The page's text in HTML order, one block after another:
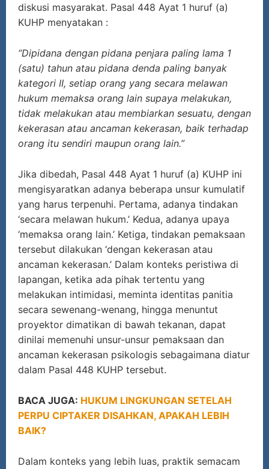
diskusi masyarakat. Pasal 448 Ayat 1 huruf (a)
KUHP menyatakan :
“Dipidana dengan pidana penjara paling lama 1
(satu) tahun atau pidana denda paling banyak
kategori II, setiap orang yang secara melawan
hukum memaksa orang lain supaya melakukan,
tidak melakukan atau membiarkan sesuatu, dengan
kekerasan atau ancaman kekerasan, baik terhadap
orang itu sendiri maupun orang lain.”
Jika dibedah, Pasal 448 Ayat 1 huruf (a) KUHP ini
mengisyaratkan adanya beberapa unsur kumulatif
yang harus terpenuhi. Pertama, adanya tindakan
‘secara melawan hukum.’ Kedua, adanya upaya
‘memaksa orang lain.’ Ketiga, tindakan pemaksaan
tersebut dilakukan ‘dengan kekerasan atau
ancaman kekerasan.’ Dalam konteks peristiwa di
lapangan, ketika ada pihak tertentu yang
melakukan intimidasi, meminta identitas panitia
secara sewenang-wenang, hingga menuntut
proyektor dimatikan di bawah tekanan, dapat
dinilai memenuhi unsur-unsur pemaksaan dan
ancaman kekerasan psikologis sebagaimana diatur
dalam Pasal 448 KUHP tersebut.
BACA JUGA: HUKUM LINGKUNGAN SETELAH
PERPU CIPTAKER DISAHKAN, APAKAH LEBIH
BAIK?
Dalam konteks yang lebih luas, praktik semacam